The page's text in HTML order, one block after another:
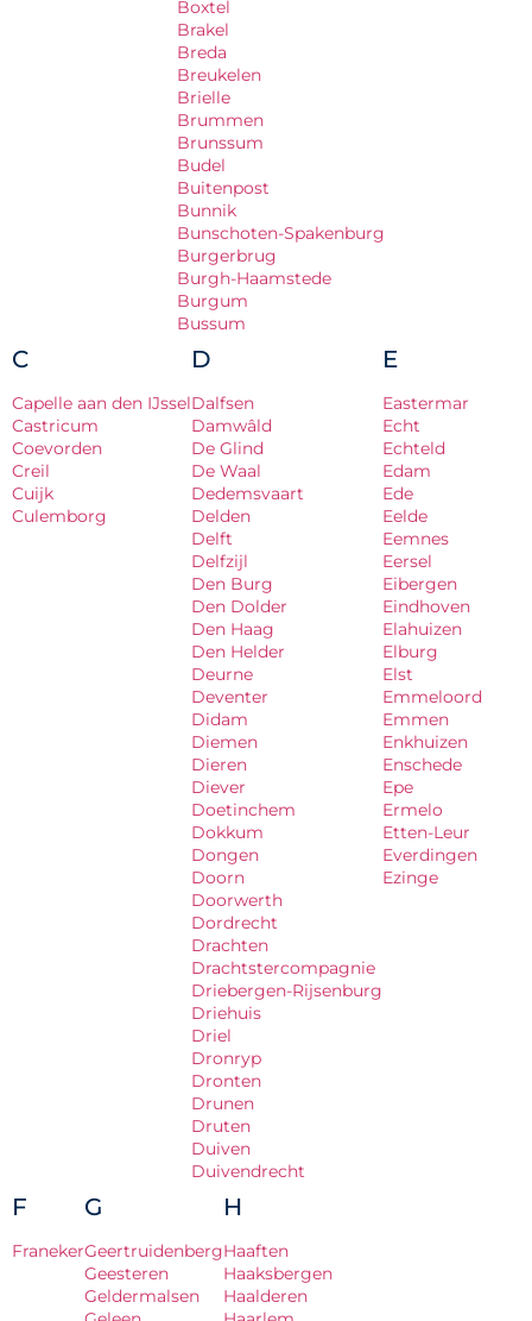
Boxtel
Brakel
Breda
Breukelen
Brielle
Brummen
Brunssum
Budel
Buitenpost
Bunnik
Bunschoten-Spakenburg
Burgerbrug
Burgh-Haamstede
Burgum
Bussum
C
Capelle aan den IJssel
Castricum
Coevorden
Creil
Cuijk
Culemborg
D
Dalfsen
Damwâld
De Glind
De Waal
Dedemsvaart
Delden
Delft
Delfzijl
Den Burg
Den Dolder
Den Haag
Den Helder
Deurne
Deventer
Didam
Diemen
Dieren
Diever
Doetinchem
Dokkum
Dongen
Doorn
Doorwerth
Dordrecht
Drachten
Drachtstercompagnie
Driebergen-Rijsenburg
Driehuis
Driel
Dronryp
Dronten
Drunen
Druten
Duiven
Duivendrecht
E
Eastermar
Echt
Echteld
Edam
Ede
Eelde
Eemnes
Eersel
Eibergen
Eindhoven
Elahuizen
Elburg
Elst
Emmeloord
Emmen
Enkhuizen
Enschede
Epe
Ermelo
Etten-Leur
Everdingen
Ezinge
F
Franeker
G
Geertruidenberg
Geesteren
Geldermalsen
H
Haaften
Haaksbergen
Haalderen